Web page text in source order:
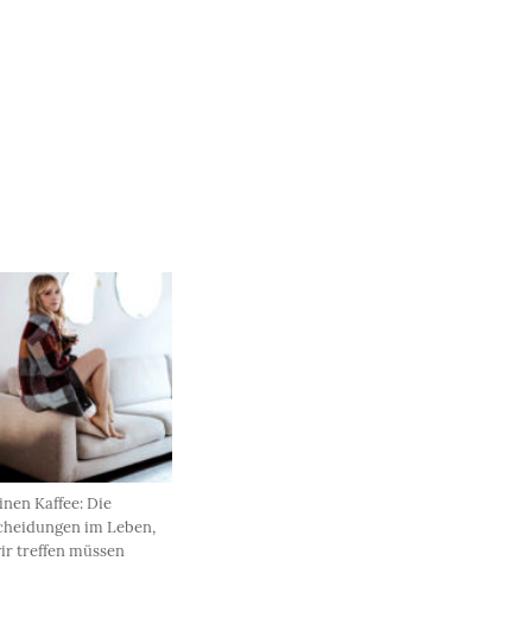
Kaffee: Die
im Leben,
treffen müssen